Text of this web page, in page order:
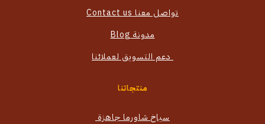
تواصل معنا Contact us
مدونة Blog
دعم التسويق لعملائنا
منتجاتنا
سياخ شاورما جاهزة